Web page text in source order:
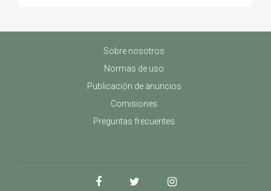
Sobre nosotros
Normas de uso
Publicación de anuncios
Comisiones
Preguntas frecuentes